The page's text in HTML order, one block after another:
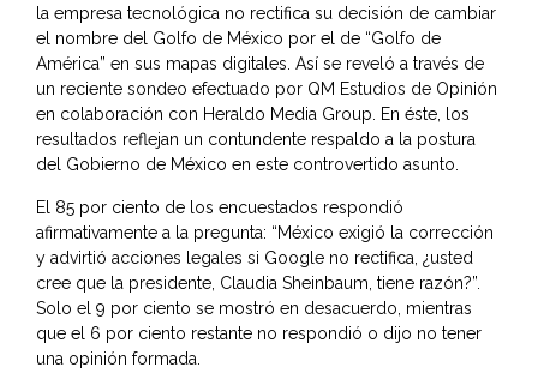
la empresa tecnológica no rectifica su decisión de cambiar
el nombre del Golfo de México por el de “Golfo de
América” en sus mapas digitales. Así se reveló a través de
un reciente sondeo efectuado por QM Estudios de Opinión
en colaboración con Heraldo Media Group. En éste, los
resultados reflejan un contundente respaldo a la postura
del Gobierno de México en este controvertido asunto.
El 85 por ciento de los encuestados respondió
afirmativamente a la pregunta: “México exigió la corrección
y advirtió acciones legales si Google no rectifica, ¿usted
cree que la presidente, Claudia Sheinbaum, tiene razón?”.
Solo el 9 por ciento se mostró en desacuerdo, mientras
que el 6 por ciento restante no respondió o dijo no tener
una opinión formada.